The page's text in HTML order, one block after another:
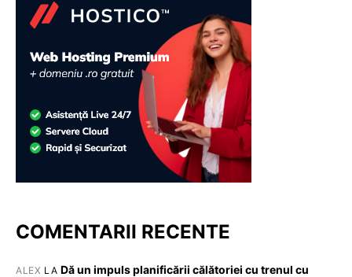
COMENTARII RECENTE
ALEX LA Dă un impuls planificării călătoriei cu trenul cu